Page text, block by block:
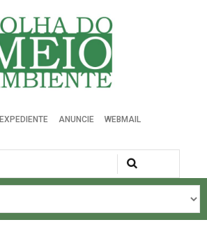
Folha do Meio Ambiente
EXPEDIENTE ANUNCIE WEBMAIL